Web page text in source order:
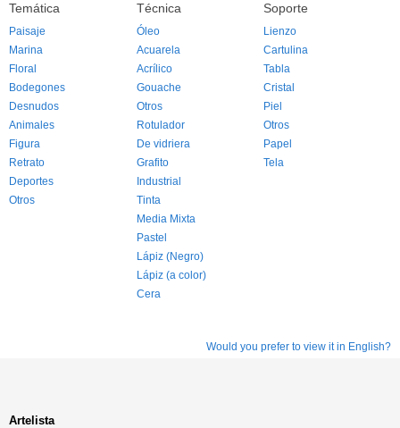
Temática
Paisaje
Marina
Floral
Bodegones
Desnudos
Animales
Figura
Retrato
Deportes
Otros
Técnica
Óleo
Acuarela
Acrílico
Gouache
Otros
Rotulador
De vidriera
Grafito
Industrial
Tinta
Media Mixta
Pastel
Lápiz (Negro)
Lápiz (a color)
Cera
Soporte
Lienzo
Cartulina
Tabla
Cristal
Piel
Otros
Papel
Tela
Would you prefer to view it in English?
Artelista